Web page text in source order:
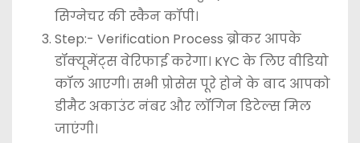
सिग्नेचर की स्कैन कॉपी।
Step:- Verification Process ब्रोकर आपके
डॉक्यूमेंट्स वेरिफाई करेगा। KYC के लिए वीडियो
कॉल आएगी। सभी प्रोसेस पूरे होने के बाद आपको
डीमैट अकाउंट नंबर और लॉगिन डिटेल्स मिल
जाएंगी।